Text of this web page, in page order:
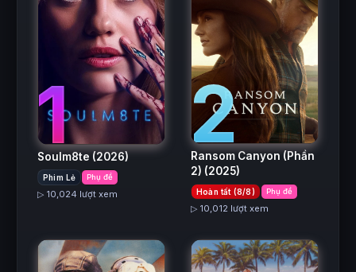
1
Soulm8te (2026)
Phim Lẻ Phụ đề
▷ 10,024 lượt xem
2
Ransom Canyon (Phần
2) (2025)
Hoàn tất (8/8) Phụ đề
▷ 10,012 lượt xem